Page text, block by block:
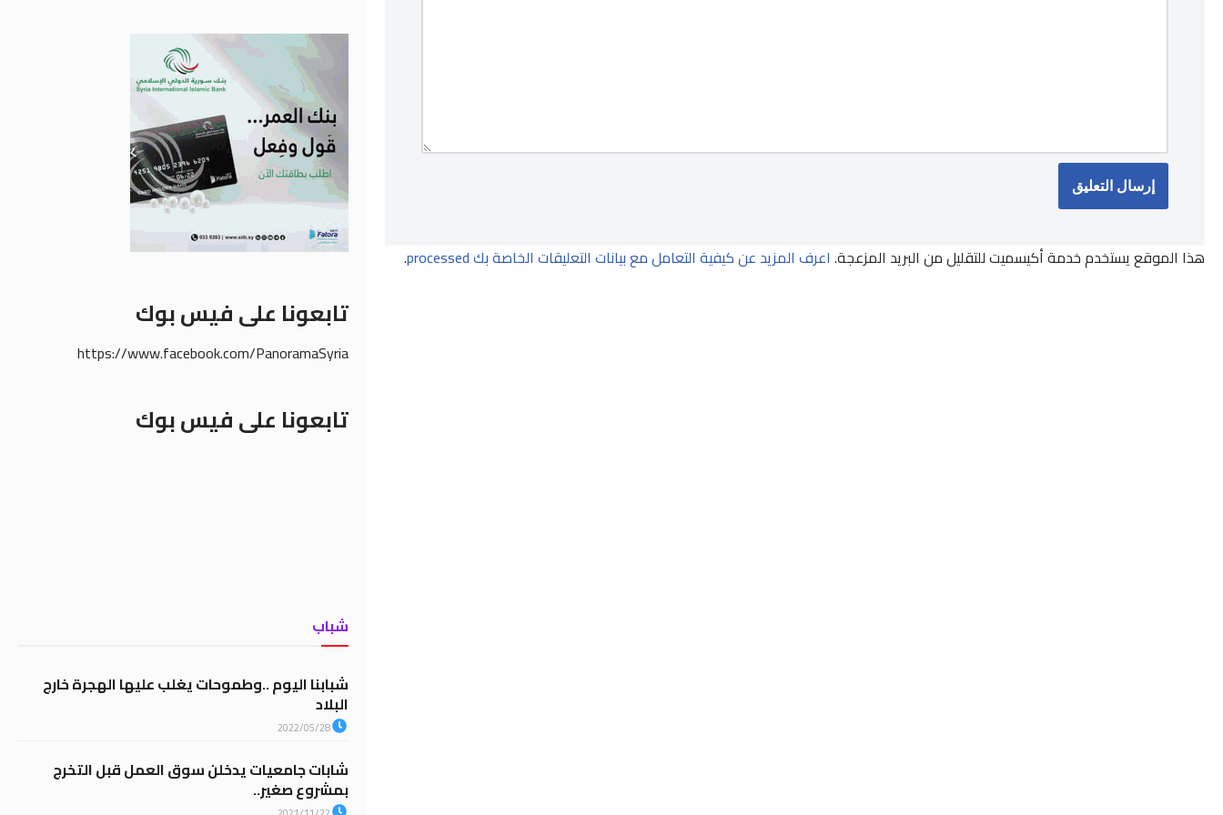
هذا الموقع يستخدم خدمة أكيسميت للتقليل من البريد المزعجة. اعرف المزيد عن كيفية التعامل مع بيانات التعليقات الخاصة بك processed .
تابعونا على فيس بوك
https://www.facebook.com/PanoramaSyria
تابعونا على فيس بوك
شباب
شبابنا اليوم ..وطموحات يغلب عليها الهجرة خارج
البلاد
2022/05/28
شابات جامعيات يدخلن سوق العمل قبل التخرج
بمشروع صغير..